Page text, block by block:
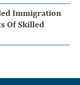
Immigration
Of Skilled